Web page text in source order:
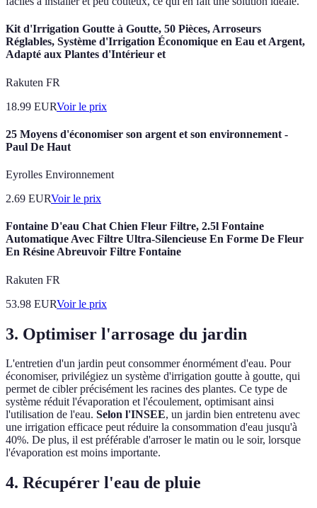
Kit d'Irrigation Goutte à Goutte, 50 Pièces, Arroseurs
Réglables, Système d'Irrigation Économique en Eau et Argent,
Adapté aux Plantes d'Intérieur et
Rakuten FR
18.99 EURVoir le prix
25 Moyens d'économiser son argent et son environnement -
Paul De Haut
Eyrolles Environnement
2.69 EURVoir le prix
Fontaine D'eau Chat Chien Fleur Filtre, 2.5l Fontaine
Automatique Avec Filtre Ultra-Silencieuse En Forme De Fleur
En Résine Abreuvoir Filtre Fontaine
Rakuten FR
53.98 EURVoir le prix
3. Optimiser l'arrosage du jardin
L'entretien d'un jardin peut consommer énormément d'eau. Pour
économiser, privilégiez un système d'irrigation goutte à goutte, qui
permet de cibler précisément les racines des plantes. Ce type de
système réduit l'évaporation et l'écoulement, optimisant ainsi
l'utilisation de l'eau. Selon l'INSEE, un jardin bien entretenu avec
une irrigation efficace peut réduire la consommation d'eau jusqu'à
40%. De plus, il est préférable d'arroser le matin ou le soir, lorsque
l'évaporation est moins importante.
4. Récupérer l'eau de pluie